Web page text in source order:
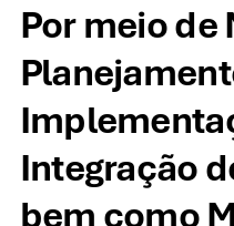
Por meio de
Integração
bem como